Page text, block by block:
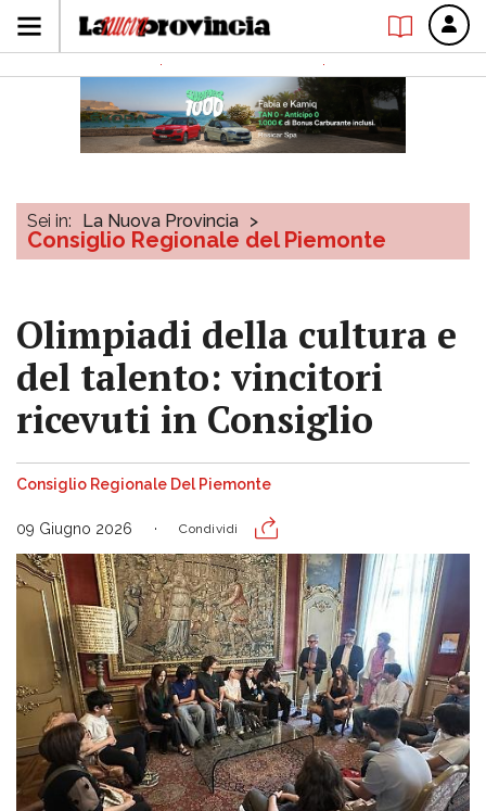
Sei in: La Nuova Provincia >
Consiglio Regionale del Piemonte
Olimpiadi della cultura e
del talento: vincitori
ricevuti in Consiglio
Consiglio Regionale Del Piemonte
09 Giugno 2026 Condividi